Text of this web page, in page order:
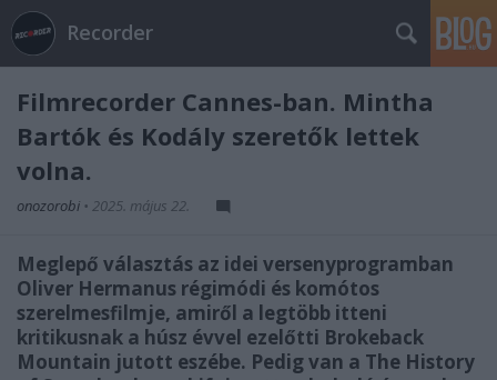
Recorder
Filmrecorder Cannes-ban. Mintha
Bartók és Kodály szeretők lettek
volna.
onozorobi • 2025. május 22.
Meglepő választás az idei versenyprogramban
Oliver Hermanus régimódi és komótos
szerelmesfilmje, amiről a legtöbb itteni
kritikusnak a húsz évvel ezelőtti Brokeback
Mountain jutott eszébe. Pedig van a The History